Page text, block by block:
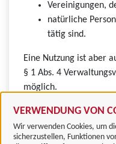
VERWENDUNG VON
Wir verwenden Cookies, um
sicherzustellen, Funktionen
Vereinigungen,
natürliche
tätig sind.
Eine Nutzung ist aber
§ 1 Abs. 4
möglich.